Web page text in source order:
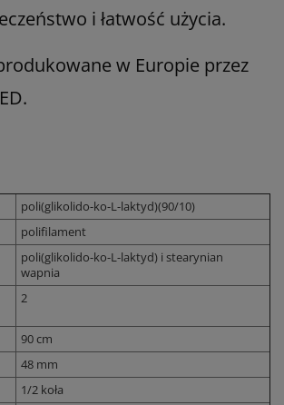
i łatwość użycia.
w Europie przez
poli(glikolido-ko-L-laktyd)(90/10)
polifilament
poli(glikolido-ko-L-laktyd) i stearynian
wapnia
2
90 cm
48 mm
1/2 koła